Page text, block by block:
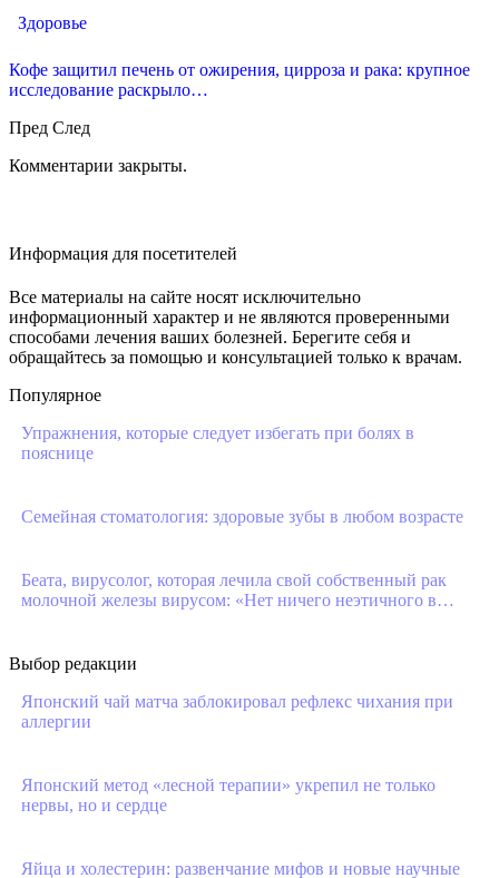
Здоровье
Кофе защитил печень от ожирения, цирроза и рака: крупное
исследование раскрыло…
Пред След
Комментарии закрыты.
Информация для посетителей
Все материалы на сайте носят исключительно
информационный характер и не являются проверенными
способами лечения ваших болезней. Берегите себя и
обращайтесь за помощью и консультацией только к врачам.
Популярное
Упражнения, которые следует избегать при болях в
пояснице
Семейная стоматология: здоровые зубы в любом возрасте
Беата, вирусолог, которая лечила свой собственный рак
молочной железы вирусом: «Нет ничего неэтичного в…
Выбор редакции
Японский чай матча заблокировал рефлекс чихания при
аллергии
Японский метод «лесной терапии» укрепил не только
нервы, но и сердце
Яйца и холестерин: развенчание мифов и новые научные